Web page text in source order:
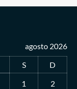
agosto 2026
S
D
1
2